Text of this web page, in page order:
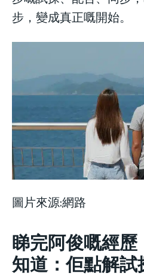
步，變成真正嘅開始。
圖片來源:網路
睇完阿俊嘅經歷
知道：佢點解試